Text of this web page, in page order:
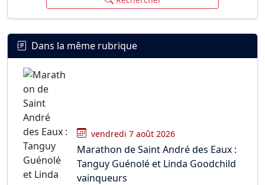
Dans la même rubrique
vendredi 7 août 2026
Marathon de Saint André des Eaux :
Tanguy Guénolé et Linda Goodchild
vainqueurs